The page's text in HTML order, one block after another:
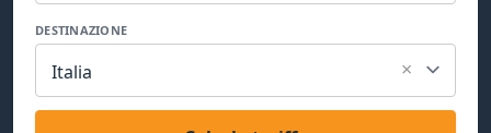
DESTINAZIONE
Italia ×